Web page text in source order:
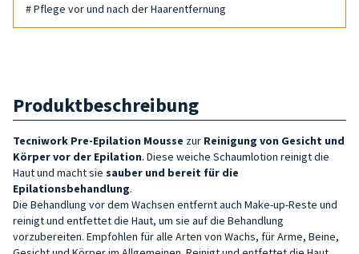
# Pflege vor und nach der Haarentfernung
Produktbeschreibung
Tecniwork Pre-Epilation Mousse zur Reinigung von Gesicht und
Körper vor der Epilation. Diese weiche Schaumlotion reinigt die
Haut und macht sie sauber und bereit für die
Epilationsbehandlung.
Die Behandlung vor dem Wachsen entfernt auch Make-up-Reste und
reinigt und entfettet die Haut, um sie auf die Behandlung
vorzubereiten. Empfohlen für alle Arten von Wachs, für Arme, Beine,